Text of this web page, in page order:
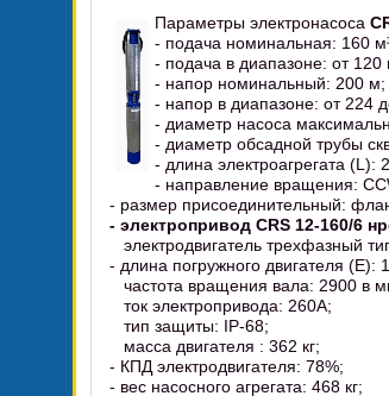
Параметры электронасоса
- подача номинальная: 160
- подача в диапазоне: от 120
- напор номинальный: 200 м;
- напор в диапазоне: от 224
- диаметр насоса
- диаметр обсадной трубы
- длина электроагрегата (L):
- направление вращения:
- размер присоединительный:
- электропривод CRS 12-160/6
электродвигатель трехфазный
- длина погружного двигателя (E):
частота вращения вала: 2900 в
ток электропривода: 260А;
тип защиты: IP-68;
масса двигателя : 362 кг;
- КПД электродвигателя: 78%;
- вес насосного агрегата: 468 кг;